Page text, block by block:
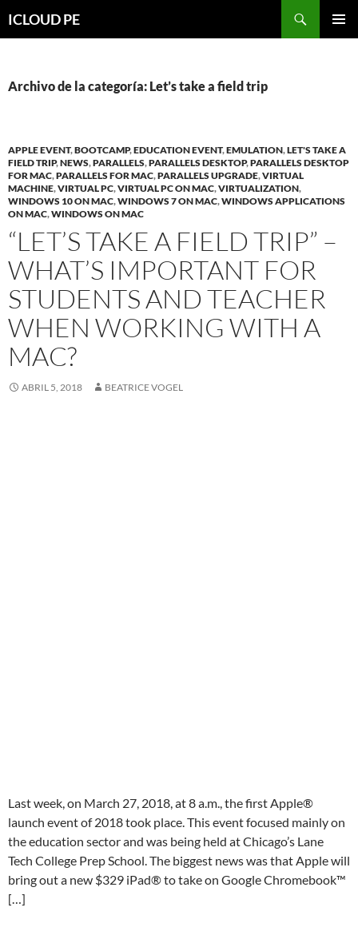
hacia
ICLOUD PE
Archivo de la categoría: Let’s take a field trip
APPLE EVENT,BOOTCAMP,EDUCATION EVENT,EMULATION,LET'S TAKE A
FIELD TRIP,NEWS,PARALLELS,PARALLELS DESKTOP,PARALLELS DESKTOP
FOR MAC,PARALLELS FOR MAC,PARALLELS UPGRADE,VIRTUAL
MACHINE,VIRTUAL PC,VIRTUAL PC ON MAC,VIRTUALIZATION,
WINDOWS 10 ON MAC,WINDOWS 7 ON MAC,WINDOWS APPLICATIONS
ON MAC,WINDOWS ON MAC
“LET’S TAKE A FIELD TRIP” –
WHAT’S IMPORTANT FOR
STUDENTS AND TEACHER
WHEN WORKING WITH A
MAC?
ABRIL 5, 2018 BEATRICE VOGEL
Last week, on March 27, 2018, at 8 a.m., the first Apple®
launch event of 2018 took place. This event focused mainly on
the education sector and was being held at Chicago’s Lane
Tech College Prep School. The biggest news was that Apple will
bring out a new $329 iPad® to take on Google Chromebook™
[…]